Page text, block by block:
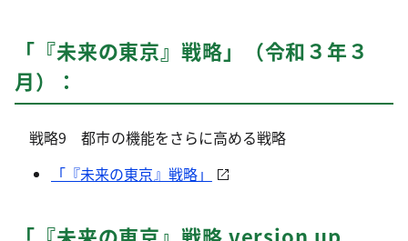
「『未来の東京』戦略」（令和３年３
月）：
戦略9 都市の機能をさらに高める戦略
「『未来の東京』戦略」